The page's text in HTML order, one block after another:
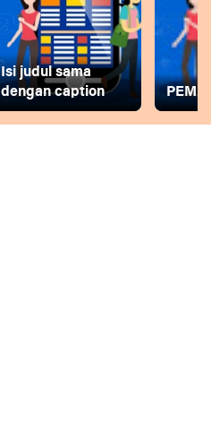
Isi judul sama
dengan caption